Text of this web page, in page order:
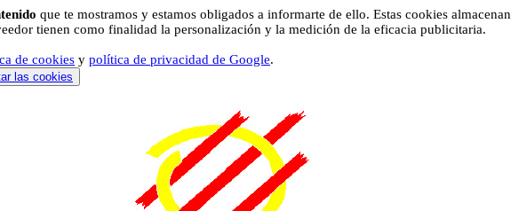
que te mostramos y estamos obligados a informarte de ello. Estas cookies almacenan
tienen como finalidad la personalización y la medición de la eficacia publicitaria.
de cookies y política de privacidad de Google.
las cookies